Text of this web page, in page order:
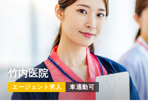
竹内医院
エージェント求人 車通勤可